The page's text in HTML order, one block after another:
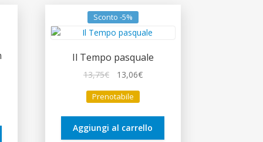
Sconto -5%
Il Tempo pasquale
13,75€
originale
13,75€.
13,06€Il
13,06€.
Prenotabile
Aggiungi al carrello